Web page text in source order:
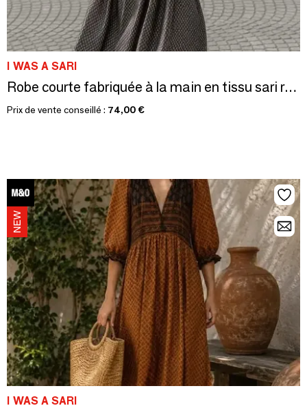
I WAS A SARI
Robe courte fabriquée à la main en tissu sari recyclé
Prix de vente conseillé : 74,00 €
I WAS A SARI